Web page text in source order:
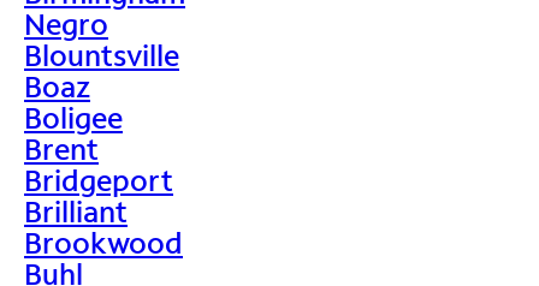
Negro
Blountsville
Boaz
Boligee
Brent
Bridgeport
Brilliant
Brookwood
Buhl